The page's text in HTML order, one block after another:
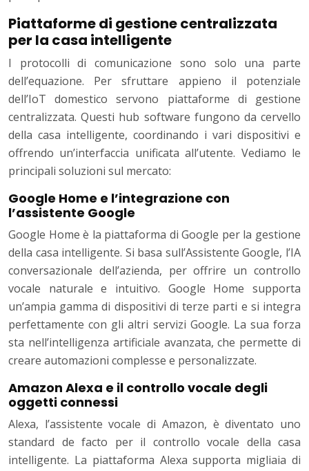
Piattaforme di gestione centralizzata
per la casa intelligente
I protocolli di comunicazione sono solo una parte
dell’equazione. Per sfruttare appieno il potenziale
dell’IoT domestico servono piattaforme di gestione
centralizzata. Questi hub software fungono da cervello
della casa intelligente, coordinando i vari dispositivi e
offrendo un’interfaccia unificata all’utente. Vediamo le
principali soluzioni sul mercato:
Google Home e l’integrazione con
l’assistente Google
Google Home è la piattaforma di Google per la gestione
della casa intelligente. Si basa sull’Assistente Google, l’IA
conversazionale dell’azienda, per offrire un controllo
vocale naturale e intuitivo. Google Home supporta
un’ampia gamma di dispositivi di terze parti e si integra
perfettamente con gli altri servizi Google. La sua forza
sta nell’intelligenza artificiale avanzata, che permette di
creare automazioni complesse e personalizzate.
Amazon Alexa e il controllo vocale degli
oggetti connessi
Alexa, l’assistente vocale di Amazon, è diventato uno
standard de facto per il controllo vocale della casa
intelligente. La piattaforma Alexa supporta migliaia di